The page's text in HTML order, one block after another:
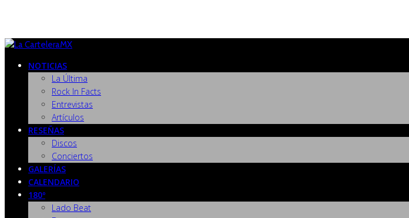
NOTICIAS
La Última
Rock In Facts
Entrevistas
Artículos
RESEÑAS
Discos
Conciertos
GALERÍAS
CALENDARIO
180º
Lado Beat